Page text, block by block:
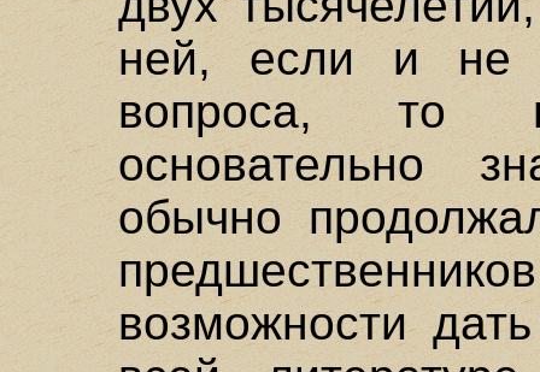
ней, если и не
вопроса, то
основательно
обычно
возможности